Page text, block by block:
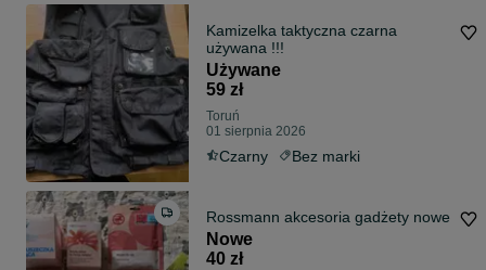
Kamizelka taktyczna czarna
używana !!!
Używane
59 zł
Toruń
01 sierpnia 2026
Czarny Bez marki
Rossmann akcesoria gadżety nowe
Nowe
40 zł